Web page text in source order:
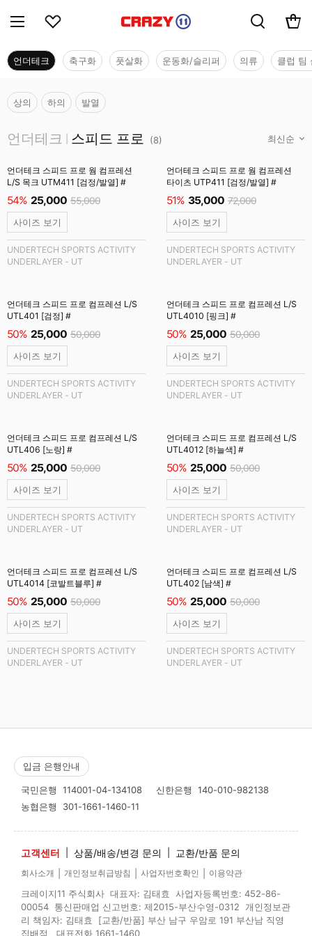
언더테크 축구화 풋살화 운동화/슬리퍼 의류 클럽 팀
상의 하의 발열
언더테크 스피드 프로 (8)
언더테크 스피드 프로 웜 컴프레션
L/S 목크 UTM411 [검정/발열] #
54% 25,000 55,000
사이즈 보기
UNDERTECH SPORTS ACTIVITY
UNDERLAYER - UT
언더테크 스피드 프로 웜 컴프레션
타이츠 UTP411 [검정/발열] #
51% 35,000 72,000
사이즈 보기
UNDERTECH SPORTS ACTIVITY
UNDERLAYER - UT
언더테크 스피드 프로 컴프레션 L/S
UTL401 [검정] #
50% 25,000 50,000
사이즈 보기
UNDERTECH SPORTS ACTIVITY
UNDERLAYER - UT
언더테크 스피드 프로 컴프레션 L/S
UTL4010 [핑크] #
50% 25,000 50,000
사이즈 보기
UNDERTECH SPORTS ACTIVITY
UNDERLAYER - UT
언더테크 스피드 프로 컴프레션 L/S
UTL406 [노랑] #
50% 25,000 50,000
사이즈 보기
UNDERTECH SPORTS ACTIVITY
UNDERLAYER - UT
언더테크 스피드 프로 컴프레션 L/S
UTL4012 [하늘색] #
50% 25,000 50,000
사이즈 보기
UNDERTECH SPORTS ACTIVITY
UNDERLAYER - UT
언더테크 스피드 프로 컴프레션 L/S
UTL4014 [코발트블루] #
50% 25,000 50,000
사이즈 보기
UNDERTECH SPORTS ACTIVITY
UNDERLAYER - UT
언더테크 스피드 프로 컴프레션 L/S
UTL402 [남색] #
50% 25,000 50,000
사이즈 보기
UNDERTECH SPORTS ACTIVITY
UNDERLAYER - UT
입금 은행안내
국민은행 114001-04-134108 신한은행 140-010-982138
농협은행 301-1661-1460-11
고객센터 상품/배송/변경 문의 교환/반품 문의
회사소개 개인정보취급방침 사업자번호확인 이용약관
크레이지11 주식회사 대표자: 김태효 사업자등록번호: 452-86-
00054 통신판매업 신고번호: 제2015-부산수영-0312 개인정보관
리 책임자: 김태효 [교환/반품] 부산 남구 우암로 191 부산남 직영
집배점 대표전화 1661-1460